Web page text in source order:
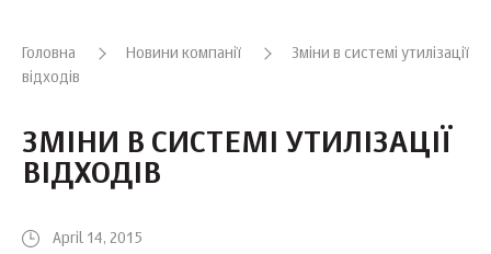
Головна Новини компанії
Зміни в системі утилізації
відходів
ЗМІНИ В СИСТЕМІ УТИЛІЗАЦІЇ
ВІДХОДІВ
April 14, 2015